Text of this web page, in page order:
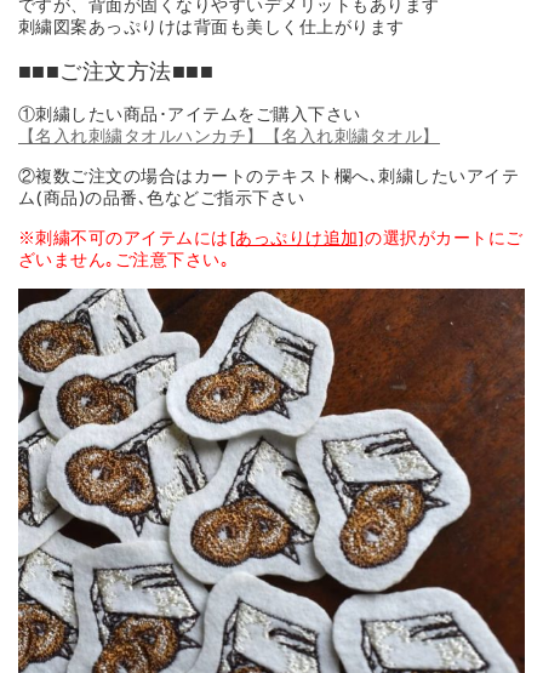
ですが、背面が固くなりやすいデメリットもあります
刺繍図案あっぷりけは背面も美しく仕上がります
■■■ご注文方法■■■
①刺繍したい商品･アイテムをご購入下さい
【名入れ刺繍タオルハンカチ】
【名入れ刺繍タオル】
②複数ご注文の場合はカートのテキスト欄へ､刺繍したいアイテ
ム(商品)の品番､色などご指示下さい
※刺繍不可のアイテムには [あっぷりけ追加]の選択がカートにご
ざいません｡ご注意下さい｡